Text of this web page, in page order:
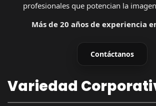
profesionales que potencian la
Más de 20 años de experiencia
Contáctanos
Variedad